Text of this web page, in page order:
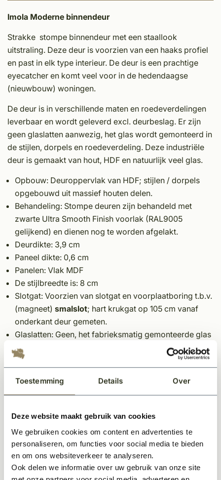
Toestemming Details Over
Deze website maakt gebruik van cookies
We gebruiken cookies om content en advertenties te
personaliseren, om functies voor social media te bieden
en om ons websiteverkeer te analyseren.
Ook delen we informatie over uw gebruik van onze site
Imola Moderne binnendeur
Strakke stompe binnendeur met een staallook
uitstraling. Deze deur is voorzien van een haaks profiel
en past in elk type interieur. De deur is een prachtige
eyecatcher en komt veel voor in de hedendaagse
(nieuwbouw) woningen.
De deur is in verschillende maten en roedeverdelingen
leverbaar en wordt geleverd excl. deurbeslag. Er zijn
geen glaslatten aanwezig, het glas wordt gemonteerd in
de stijlen, dorpels en roedeverdeling. Deze industriële
deur is gemaakt van hout, HDF en natuurlijk veel glas.
Opbouw: Deuroppervlak van HDF; stijlen / dorpels
opge­bouwd uit massief houten delen.
Behandeling: Stompe deuren zijn behandeld met
zwarte Ultra Smooth Finish voorlak (RAL9005
gelijkend) en dienen nog te worden afgelakt.
Deurdikte: 3,9 cm
Paneel dikte: 0,6 cm
Panelen: Vlak MDF
De stijlbreedte is: 8 cm
Slotgat: Voorzien van slotgat en voorplaatboring t.b.v.
(magneet) smalslot; hart krukgat op 105 cm vanaf
onderkant deur gemeten.
Glaslatten: Geen, het fabrieks­matig gemonteerde glas
is in de stijlen en dorpels opgesloten.
Glasroede breedte: 3 cm
Alle modellen zijn ook leverbaar in het wit
Let op:
*Elke binnendeur is standaard voorzien van een slotgat
maar niet van gaten voor een deurkruk, wc garnituur of
een sleutelgat. Dit deurtype is door de extra ranke stijlen
uitsluitend geschikt voor de FORZA (magneet)